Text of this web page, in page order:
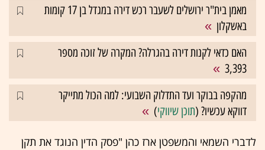
מאמן בית"ר ירושלים לשעבר רכש דירה במגדל בן 17 קומות
באשקלון
האם כדאי לקנות דירה בהגרלה? המקרה של זוכה מספר
3,393
מהקפה בבוקר ועד התדלוק השבועי: למה הכול מתייקר
דווקא עכשיו? (תוכן שיווקי)
לדברי השמאי והמשפטן ארז כהן "פסק הדין הנוגד את תקן